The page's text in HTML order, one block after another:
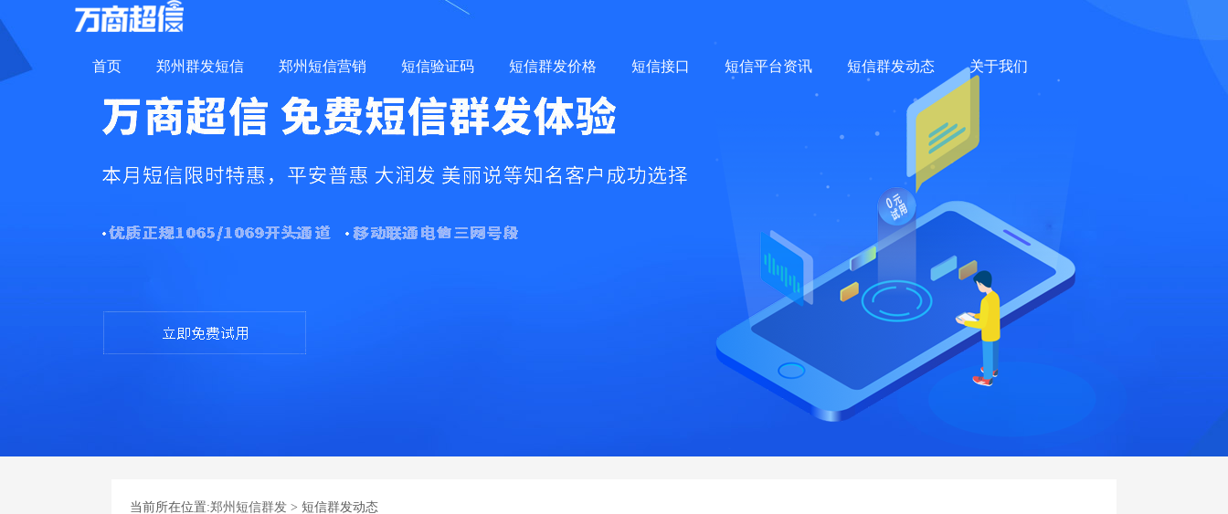
首页 郑州群发短信 郑州短信营销 短信验证码 短信群发价格 短信接口 短信平台资讯 短信群发动态 关于我们
当前所在位置:郑州短信群发 > 短信群发动态